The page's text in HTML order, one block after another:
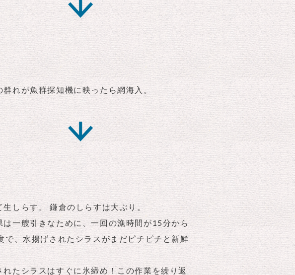
群れが魚群探知機に映ったら網海入。
生しらす。 鎌倉のしらすは大ぶり。
は一艘引きなために、一回の漁時間が15分から
で、水揚げされたシラスがまだピチピチと新鮮
れたシラスはすぐに氷締め！この作業を繰り返